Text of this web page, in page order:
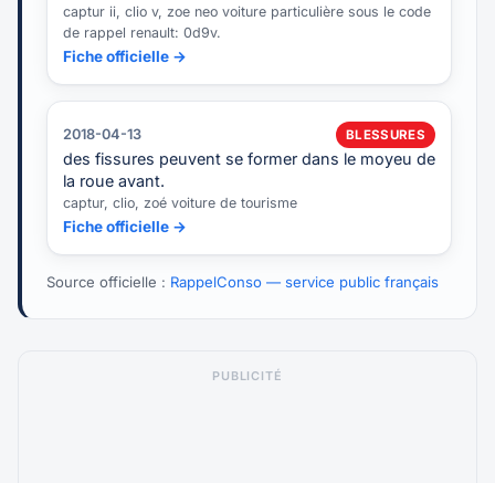
captur ii, clio v, zoe neo voiture particulière sous le code
de rappel renault: 0d9v.
Fiche officielle →
2018-04-13 BLESSURES
des fissures peuvent se former dans le moyeu de
la roue avant.
captur, clio, zoé voiture de tourisme
Fiche officielle →
Source officielle : RappelConso — service public français
PUBLICITÉ